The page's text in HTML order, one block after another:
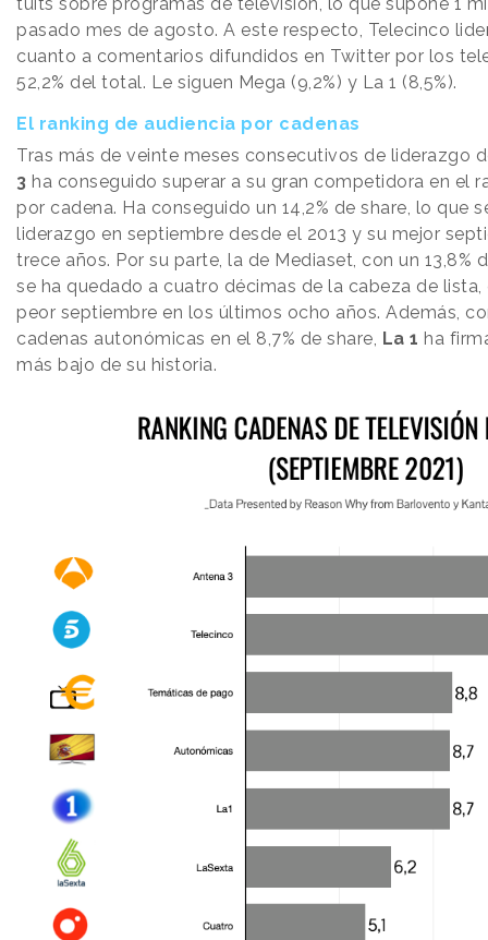
pasado mes de agosto. A este respecto, Telecinco
cuanto a comentarios difundidos en Twitter por los
52,2% del total. Le siguen Mega (9,2%) y La 1 (8,5%).
El ranking de audiencia por cadenas
Tras más de veinte meses consecutivos de liderazgo
3 ha conseguido superar a su gran competidora en el
por cadena. Ha conseguido un 14,2% de share, lo que
liderazgo en septiembre desde el 2013 y su mejor
trece años. Por su parte, la de Mediaset, con un 13,8%
se ha quedado a cuatro décimas de la cabeza de lista,
peor septiembre en los últimos ocho años. Además,
cadenas autonómicas en el 8,7% de share, La 1 ha
más bajo de su historia.